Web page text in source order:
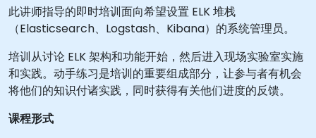
此讲师指导的即时培训面向希望设置 ELK 堆栈
（Elasticsearch、Logstash、Kibana）的系统管理员。
培训从讨论 ELK 架构和功能开始，然后进入现场实验室实施
和实践。动手练习是培训的重要组成部分，让参与者有机会
将他们的知识付诸实践，同时获得有关他们进度的反馈。
课程形式